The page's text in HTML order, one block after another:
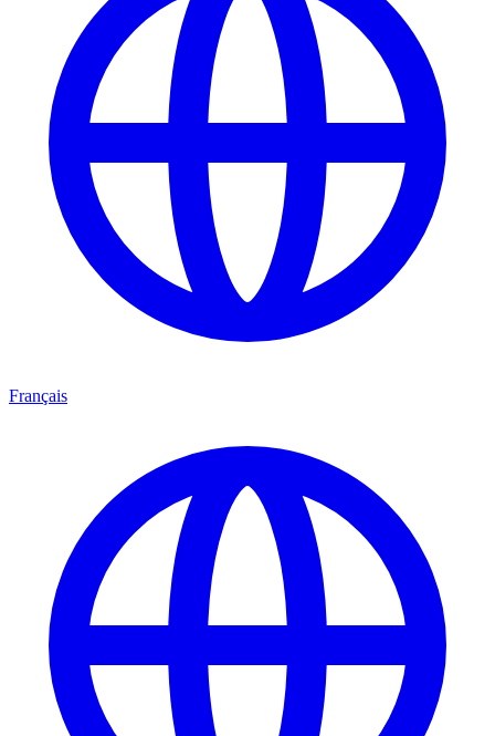
Français